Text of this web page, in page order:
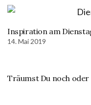
Inspiration am
14. Mai 2019
Träumst Du noch